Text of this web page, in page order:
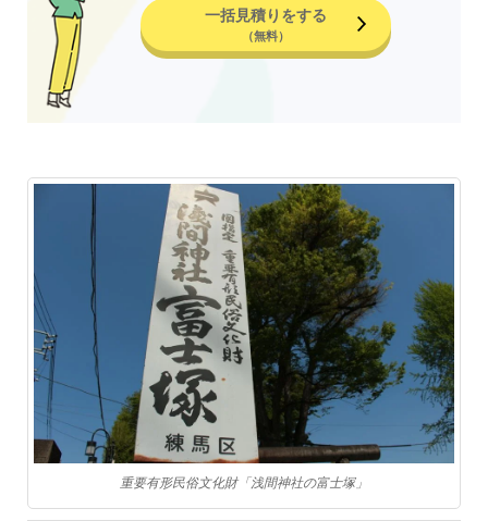
一括見積りをする
（無料）
重要有形民俗文化財「浅間神社の富士塚」